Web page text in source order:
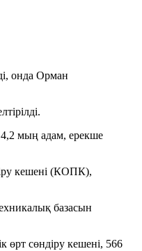
онда Орман
мың адам, ерекше
кешені (КОПК),
базасын
өрт сөндіру кешені, 566